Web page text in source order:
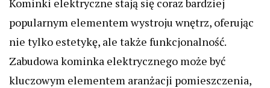
Kominki elektryczne stają się coraz bardziej
popularnym elementem wystroju wnętrz, oferując
nie tylko estetykę, ale także funkcjonalność.
Zabudowa kominka elektrycznego może być
kluczowym elementem aranżacji pomieszczenia,